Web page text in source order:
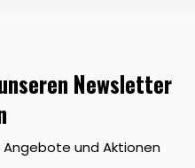
Newsletter
und Aktionen